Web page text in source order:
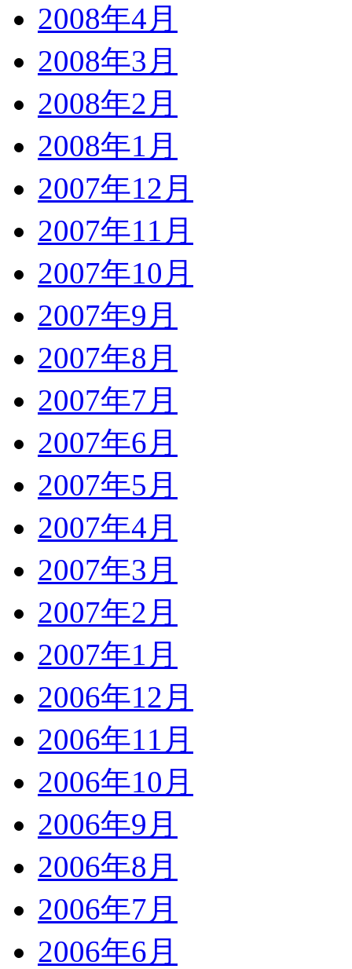
2008年4月
2008年3月
2008年2月
2008年1月
2007年12月
2007年11月
2007年10月
2007年9月
2007年8月
2007年7月
2007年6月
2007年5月
2007年4月
2007年3月
2007年2月
2007年1月
2006年12月
2006年11月
2006年10月
2006年9月
2006年8月
2006年7月
2006年6月